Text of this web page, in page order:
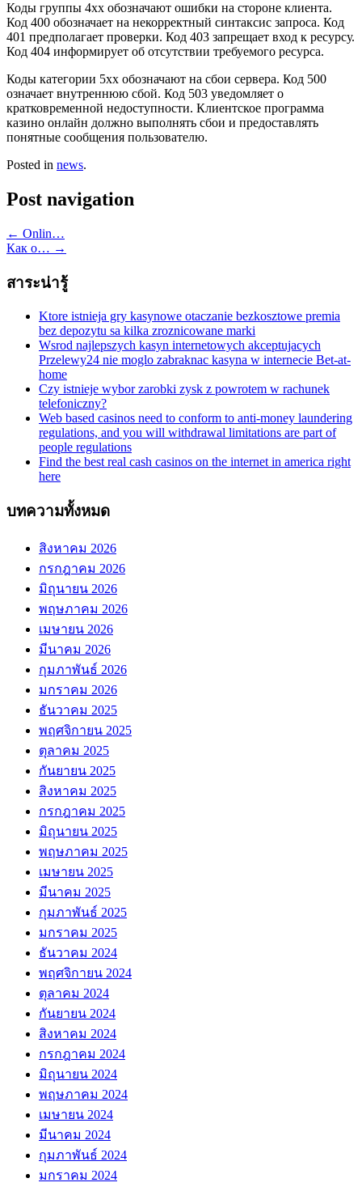
Коды группы 4xx обозначают ошибки на стороне клиента.
Код 400 обозначает на некорректный синтаксис запроса. Код
401 предполагает проверки. Код 403 запрещает вход к ресурсу.
Код 404 информирует об отсутствии требуемого ресурса.
Коды категории 5xx обозначают на сбои сервера. Код 500
означает внутреннюю сбой. Код 503 уведомляет о
кратковременной недоступности. Клиентское программа
казино онлайн должно выполнять сбои и предоставлять
понятные сообщения пользователю.
Posted in news.
Post navigation
← Onlin…
Как о… →
สาระน่ารู้
Ktore istnieja gry kasynowe otaczanie bezkosztowe premia
bez depozytu sa kilka zroznicowane marki
Wsrod najlepszych kasyn internetowych akceptujacych
Przelewy24 nie moglo zabraknac kasyna w internecie Bet-at-
home
Czy istnieje wybor zarobki zysk z powrotem w rachunek
telefoniczny?
Web based casinos need to conform to anti-money laundering
regulations, and you will withdrawal limitations are part of
people regulations
Find the best real cash casinos on the internet in america right
here
บทความทั้งหมด
สิงหาคม 2026
กรกฎาคม 2026
มิถุนายน 2026
พฤษภาคม 2026
เมษายน 2026
มีนาคม 2026
กุมภาพันธ์ 2026
มกราคม 2026
ธันวาคม 2025
พฤศจิกายน 2025
ตุลาคม 2025
กันยายน 2025
สิงหาคม 2025
กรกฎาคม 2025
มิถุนายน 2025
พฤษภาคม 2025
เมษายน 2025
มีนาคม 2025
กุมภาพันธ์ 2025
มกราคม 2025
ธันวาคม 2024
พฤศจิกายน 2024
ตุลาคม 2024
กันยายน 2024
สิงหาคม 2024
กรกฎาคม 2024
มิถุนายน 2024
พฤษภาคม 2024
เมษายน 2024
มีนาคม 2024
กุมภาพันธ์ 2024
มกราคม 2024